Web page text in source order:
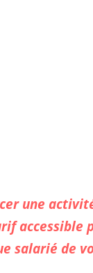
une
accessible
salarié de